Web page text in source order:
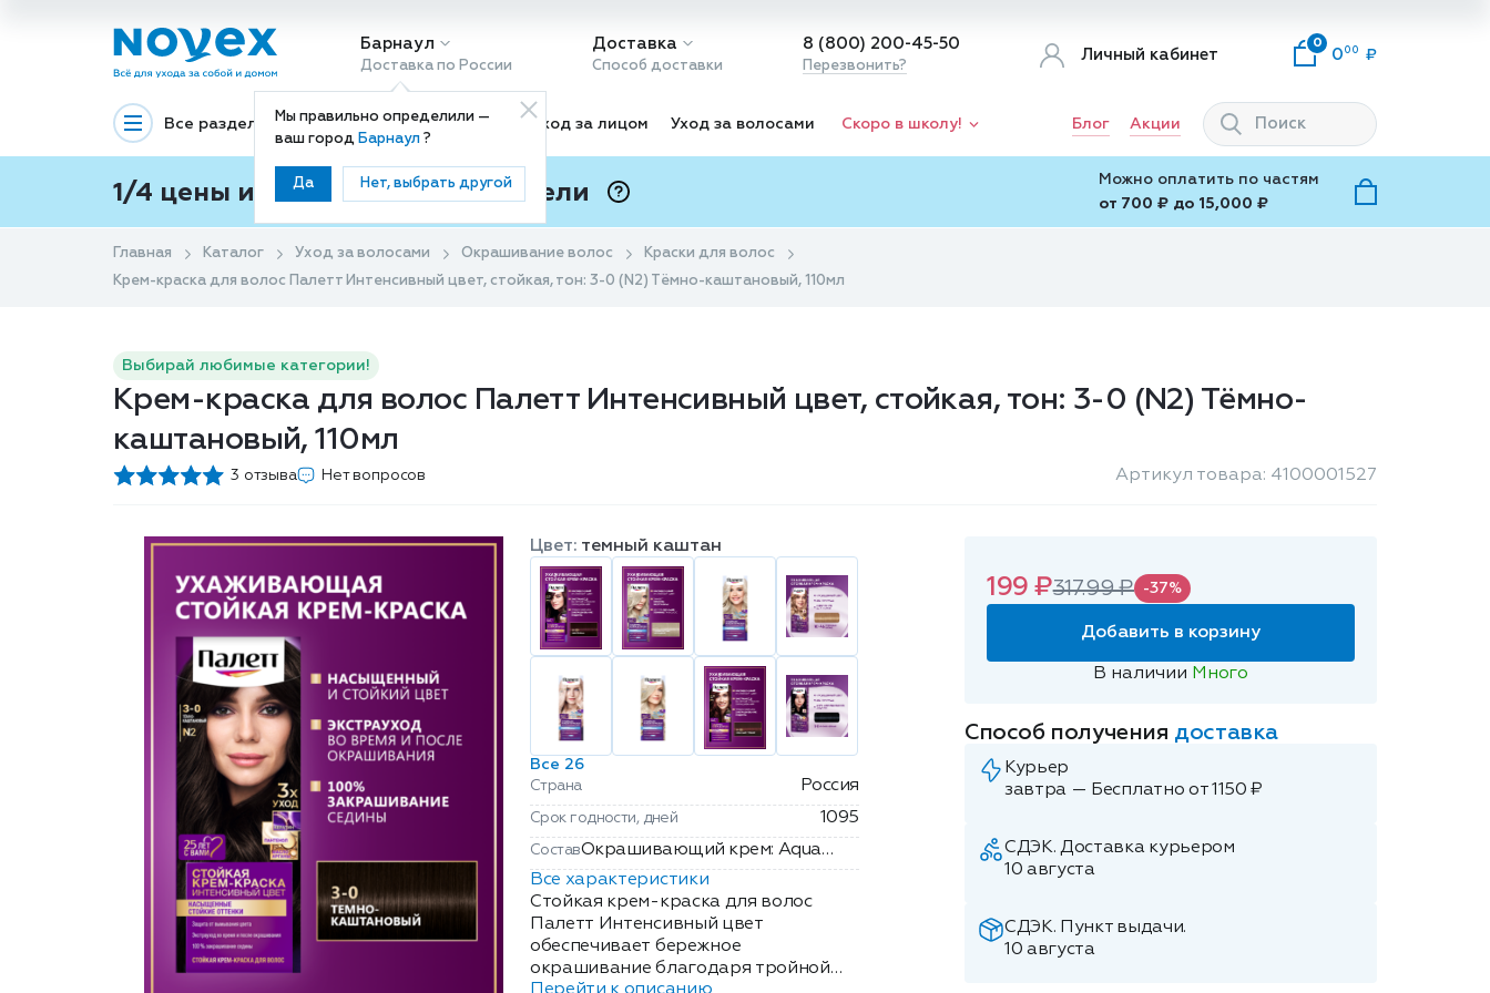
Барнаул
Доставка по России
Мы правильно определили —
ваш город Барнаул?
Да Нет, выбрать другой
Доставка
Способ доставки
8 (800) 200-45-50
Перезвонить?
Личный кабинет
0
0 00
Все разделы Декоративная косметика Уход за лицом Уход за волосами Скоро в школу! Блог Акции
1/4 цены и покупки ваши с Подели
Можно оплатить по частям
от 700 ₽ до 15,000 ₽
Главная Каталог Уход за волосами Окрашивание волос
Краски для волос
Крем-краска для волос Палетт Интенсивный цвет, стойкая, тон: 3-0 (N2) Тёмно-каштановый, 110мл
Выбирай любимые категории!
Крем-краска для волос Палетт Интенсивный цвет, стойкая, тон: 3-0 (N2) Тёмно-
каштановый, 110мл
3 отзыва Нет вопросов Артикул товара: 4100001527
Цвет: темный каштан
Все 26
Страна
Россия
Срок годности, дней 1095
СоставОкрашивающий крем: Aqua
(Water, Eau), Cetearyl Alcohol,
Ammonium Hydroxide, Glyceryl
Stearate SE, Ceteareth-20,
Octyldodecanol, Sodium Laureth
Sulfate, Sodium Cetearyl Sulfate,
Все характеристики
Стойкая крем-краска для волос
Палетт Интенсивный цвет
обеспечивает бережное
окрашивание благодаря тройной
199 ₽317.99 ₽ -37%
Добавить в корзину
В наличии Много
Способ получения доставка
Курьер
завтра — Бесплатно от 1150 ₽
СДЭК. Доставка курьером
10 августа
СДЭК. Пункт выдачи.
10 августа